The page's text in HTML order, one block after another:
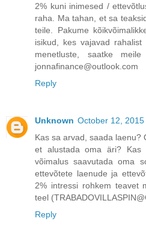
2% kuni inimesed /
raha. Ma tahan, et sa
teile. Pakume
isikud, kes vajavad
menetluste, saatke
jonnafinance@outlook.com
Reply
Unknown October 12, 2015
Kas sa arvad, saada laenu?
et alustada oma äri?
võimalus saavutada oma
ettevõtete laenude ja
2% intressi rohkem teavet
teel
Reply